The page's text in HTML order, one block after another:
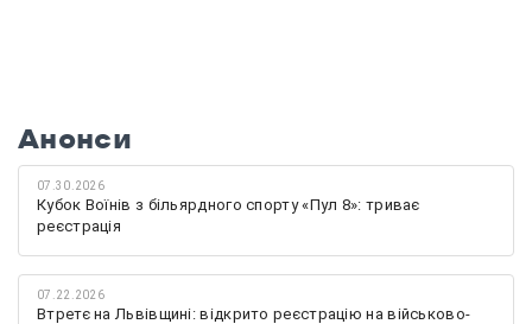
Анонси
07.30.2026
Кубок Воїнів з більярдного спорту «Пул 8»: триває
реєстрація
07.22.2026
Втретє на Львівщині: відкрито реєстрацію на військово-